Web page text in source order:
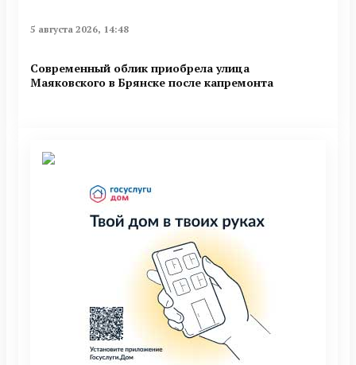
5 августа 2026, 14:48
Современный облик приобрела улица
Маяковского в Брянске после капремонта